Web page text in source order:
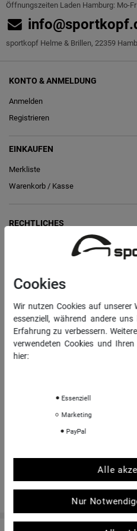
Öffnungszeiten Laden Hamburg: Mo-
sportkopf Helme & Brillen, 22359
KONTO & ANMELDUNG
Anmelden
Registrieren
EINKAUFEN
Merkliste
Warenkorb / Kasse
RECHTLICHES
Daten­schutz­erklärung
AGB
Impressum
INFORMATIONEN
Sportkopf Hamburg
Rücksendungen FAQ
Hinweise zur Batterieentsorgung
Shop-Bewertungen
Cookies
Wir nutzen Cookies auf unserer
essenziell, während andere
Erfahrung zu verbessern.
verwendeten Cookies und
hier:
Essenziell
Marketing
PayPal
Alle
Nur